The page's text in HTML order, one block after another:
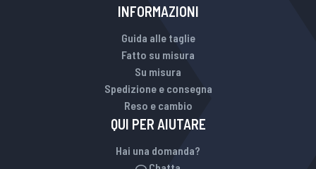
INFORMAZIONI
Guida alle taglie
Fatto su misura
Su misura
Spedizione e consegna
Reso e cambio
QUI PER AIUTARE
Hai una domanda?